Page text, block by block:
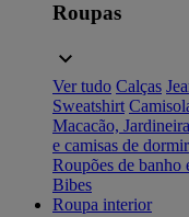
Roupas
Ver tudo Calças
Sweatshirt
Macacão, Jardineira
e camisas de dormir
Roupões de banho
Bibes
Roupa interior